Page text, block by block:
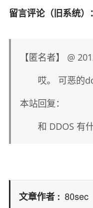
留言评论（旧系统）：
【匿名者】 @
哎。 可恶的
本站回复：
和 DDOS 有
文章作者
80sec